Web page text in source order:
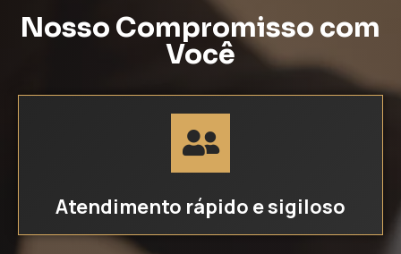
Nosso Compromisso com
Você
Atendimento rápido e sigiloso